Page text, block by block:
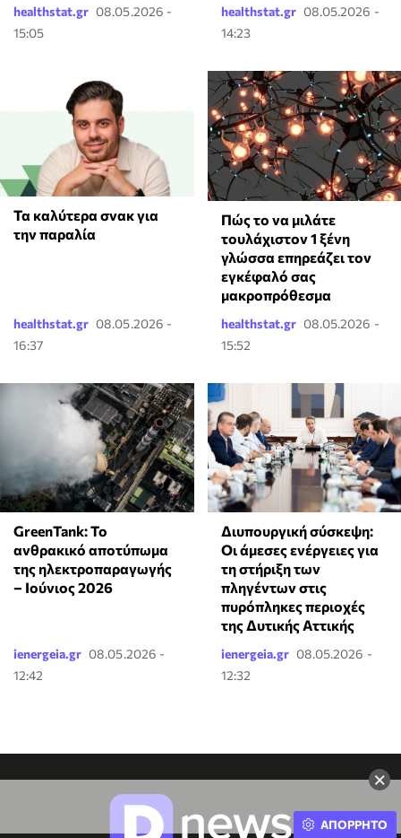
×
healthstat.gr 08.05.2026 -
15:05
healthstat.gr 08.05.2026 -
14:23
Τα καλύτερα σνακ για
την παραλία
healthstat.gr 08.05.2026 -
16:37
⁠Πώς το να μιλάτε
τουλάχιστον 1 ξένη
γλώσσα επηρεάζει τον
εγκέφαλό σας
μακροπρόθεσμα
healthstat.gr 08.05.2026 -
15:52
GreenTank: Το
ανθρακικό αποτύπωμα
της ηλεκτροπαραγωγής
– Ιούνιος 2026
ienergeia.gr 08.05.2026 -
12:42
Διυπουργική σύσκεψη:
Οι άμεσες ενέργειες για
τη στήριξη των
πληγέντων στις
πυρόπληκες περιοχές
της Δυτικής Αττικής
ienergeia.gr 08.05.2026 -
12:32
ΑΠΟΡΡΗΤΟ